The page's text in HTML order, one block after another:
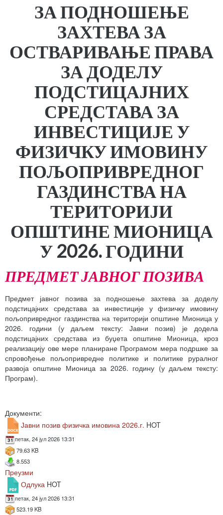
ЗА ПОДНОШЕЊЕ
ЗАХТЕВА ЗА
ОСТВАРИВАЊЕ ПРАВА
ЗАДОДЕЛУ
ПОДСТИЦАЈНИХ
СРЕДСТАВА ЗА
ИНВЕСТИЦИЈЕ У
ФИЗИЧКУ ИМОВИНУ
ПОЉОПРИВРЕДНОГ
ГАЗДИНСТВА НА
ТЕРИТОРИЈИ
ОПШТИНЕМИОНИЦА
У 2026.ГОДИНИ
ПРЕДМЕТ ЈАВНОГ ПОЗИВА
Предмет јавног позива за подношење захтева за доделу
подстицајних средстава за инвестиције у физичку имовину
пољопривредног газдинства на територији општине Мионица у
2026. години (у даљем тексту: Јавни позив) је додела
подстицајних средстава из буџета општине Мионица, кроз
реализацију ове мере планиране Програмом мера подршке за
спровођење пољопривредне политике и политике руралног
развоја општине Мионица за 2026. годину (у даљем тексту:
Програм).
Документи:
Јавни позив физичка имовина 2026.г. HOT
петак, 24 јул 2026 13:31
79.63 KB
8.553
Преузми
Одлука HOT
петак, 24 јул 2026 13:31
523.19 KB